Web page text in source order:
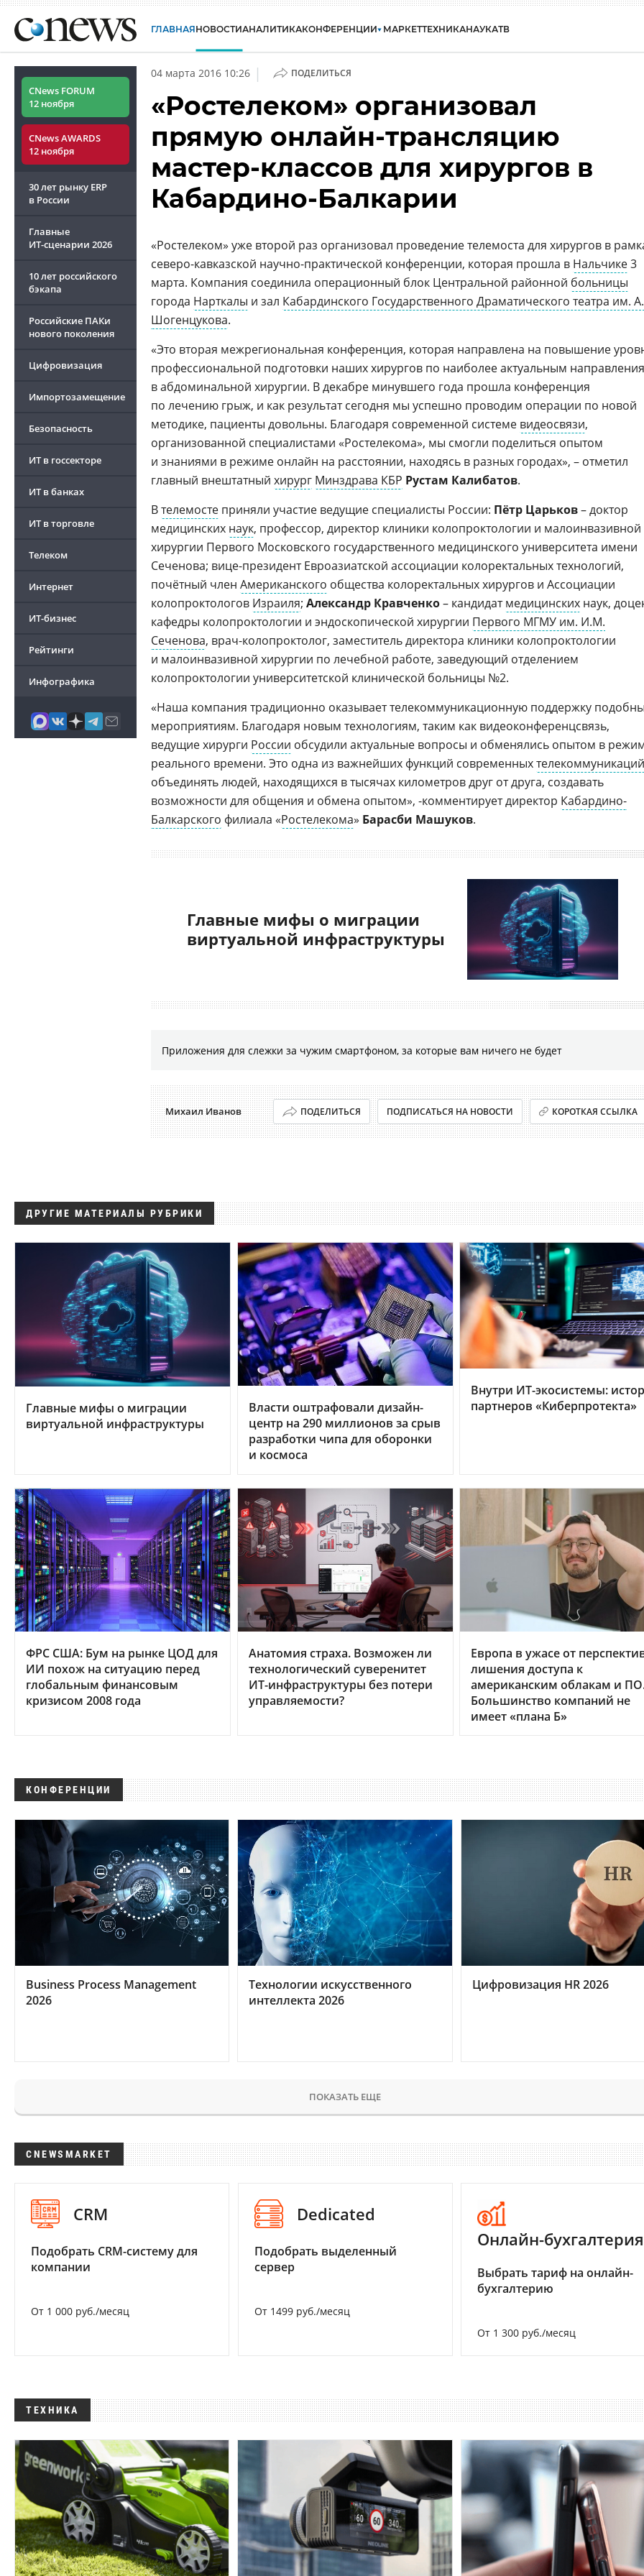
ГЛАВНАЯНОВОСТИАНАЛИТИКАКОНФЕРЕНЦИИ МАРКЕТТЕХНИКАНАУКАТВ
CNews FORUM
12 ноября
CNews AWARDS
12 ноября
30 лет рынку ERP
в России
Главные
ИТ-сценарии 2026
10 лет российского
бэкапа
Российские ПАКи
нового поколения
Цифровизация
Импортозамещение
Безопасность
ИТ в госсекторе
ИТ в банках
ИТ в торговле
Телеком
Интернет
ИТ-бизнес
Рейтинги
Инфографика
04 марта 2016 10:26 | ПОДЕЛИТЬСЯ
«Ростелеком» организовал
прямую онлайн-трансляцию
мастер-классов для хирургов в
Кабардино-Балкарии
«Ростелеком» уже второй раз организовал проведение телемоста для хирургов в
северо-кавказской научно-практической конференции, которая прошла в Нальчике3
марта. Компания соединила операционный блок Центральной районной больницы
города Нарткалы и зал Кабардинского Государственного Драматического театра им. А.
Шогенцукова.
«Это вторая межрегиональная конференция, которая направлена на повышение
профессиональной подготовки наших хирургов по наиболее актуальным
в абдоминальной хирургии. В декабре минувшего года прошла конференция
по лечению грыж, и как результат сегодня мы успешно проводим операции по новой
методике, пациенты довольны. Благодаря современной системе видеосвязи,
организованной специалистами «Ростелекома», мы смогли поделиться опытом
и знаниями в режиме онлайн на расстоянии, находясь в разных городах», – отметил
главный внештатный хирург Минздрава КБР Рустам Калибатов.
Втелемосте приняли участие ведущие специалисты России: Пётр Царьков– доктор
медицинских наук, профессор, директор клиники колопроктoлогии и малоинвазивной
хирургии Первого Московского государственного медицинского университета имени
Сеченова; вице-президент Евроазиатской ассоциации колоректальных технологий,
почётный член Американского общества колоректальных хирургов и Ассоциации
колопроктологов Израиля; Александр Кравченко– кандидатмедицинских наук,
кафедры колопроктологии и эндоскопической хирургии Первого МГМУ им. И.М.
Сеченова, врач-колопроктолог, заместитель директора клиники колопроктологии
и малоинвазивной хирургии по лечебной работе, заведующий отделением
колопроктологии университетской клинической больницы №2.
«Наша компания традиционно оказывает телекоммуникационную поддержку
мероприятиям. Благодаря новым технологиям, таким как видеоконференцсвязь,
ведущие хирурги России обсудили актуальные вопросы и обменялись опытом в
реального времени. Это одна из важнейших функций современныхтелекоммуникаций
объединять людей, находящихся в тысячах километров друг от друга, создавать
возможности для общения и обмена опытом», -комментирует директор Кабардино-
Балкарского филиала «Ростелекома» Барасби Машуков.
Главные мифы о миграции
виртуальной инфраструктуры
Приложения для слежки за чужим смартфоном, за которые вам ничего не будет
Михаил Иванов ПОДЕЛИТЬСЯ ПОДПИСАТЬСЯ НА НОВОСТИ КОРОТКАЯ ССЫЛКА
ДРУГИЕ МАТЕРИАЛЫ РУБРИКИ
Главные мифы о миграции
виртуальной инфраструктуры
Власти оштрафовали дизайн-
центр на 290 миллионов за срыв
разработки чипа для оборонки
и космоса
Внутри ИТ-экосистемы:
партнеров «Киберпротекта»
ФРС США: Бум на рынке ЦОД для
ИИ похож на ситуацию перед
глобальным финансовым
кризисом 2008 года
Анатомия страха. Возможен ли
технологический суверенитет
ИТ-инфраструктуры без потери
управляемости?
Европа в ужасе от
лишения доступа к
американским облакам и
Большинство компаний не
имеет «плана Б»
КОНФЕРЕНЦИИ
Business Process Management
2026
Технологии искусственного
интеллекта 2026
Цифровизация HR 2026
ПОКАЗАТЬ ЕЩЕ
CNEWSMARKET
CRM
Подобрать CRM-систему для
компании
От 1 000 руб./месяц
Dedicated
Подобрать выделенный
сервер
От 1499 руб./месяц
Онлайн-бухгалтерия
Выбрать тариф на онлайн-
бухгалтерию
От 1 300 руб./месяц
ТЕХНИКА